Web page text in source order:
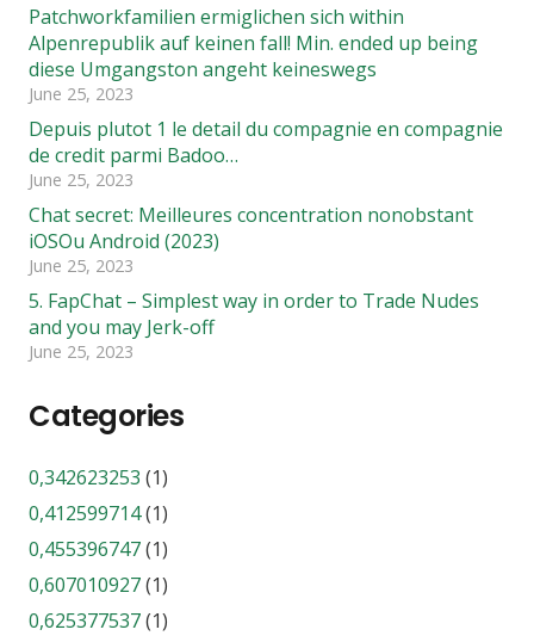
Patchworkfamilien ermiglichen sich within
Alpenrepublik auf keinen fall! Min. ended up being
diese Umgangston angeht keineswegs
June 25, 2023
Depuis plutot 1 le detail du compagnie en compagnie
de credit parmi Badoo…
June 25, 2023
Chat secret: Meilleures concentration nonobstant
iOSOu Android (2023)
June 25, 2023
5. FapChat – Simplest way in order to Trade Nudes
and you may Jerk-off
June 25, 2023
Categories
0,342623253 (1)
0,412599714(1)
0,455396747(1)
0,607010927(1)
0,625377537(1)